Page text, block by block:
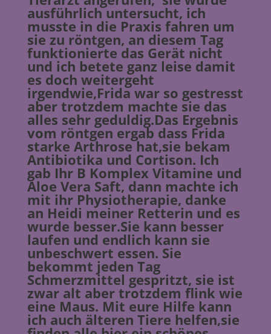
ausführlich untersucht, ich
musste in die Praxis fahren um
sie zu röntgen, an diesem Tag
funktionierte das Gerät nicht
und ich betete ganz leise damit
es doch weitergeht
irgendwie,Frida war so gestresst
aber trotzdem machte sie das
alles sehr geduldig.Das Ergebnis
vom röntgen ergab dass Frida
starke Arthrose hat,sie bekam
Antibiotika und Cortison. Ich
gab Ihr B Komplex Vitamine und
Aloe Vera Saft, dann machte ich
mit ihr Physiotherapie, danke
an Heidi meiner Retterin und es
wurde besser.Sie kann besser
laufen und endlich kann sie
unbeschwert essen. Sie
bekommt jeden Tag
Schmerzmittel gespritzt, sie ist
zwar alt aber trotzdem flink wie
eine Maus. Mit eure Hilfe kann
ich auch älteren Tiere helfen,sie